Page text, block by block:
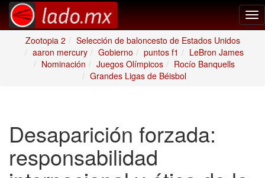
Zootopia 2
Selección de baloncesto de Estados Unidos
aaron mercury
Gobierno puntos f1
LeBron James
Nominación
Juegos Olímpicos
Rocío Banquells
Grandes Ligas de Béisbol
Desaparición forzada:
responsabilidad